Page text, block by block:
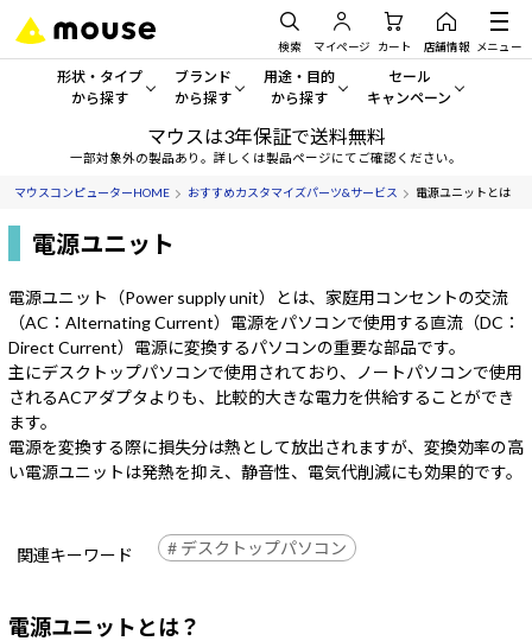
検索 マイページ カート 店舗情報 メニュー
形状・タイプ
から探す
形状・タイプから探す をすべてみる
デスクトップPC
ノートPC
タブレットPC
サーバー
Copilot+ PC
ブランド
から探す
mouse
G TUNE
DAIV
MousePro
Windows 11|Copilot+ PC
用途・目的
から探す
一般向けパソコン
ゲーミングPC・ゲーム向けパソコン
ビジネス向けパソコン
学習向けパソコン
Windows 11 |Copilot+ PC
セール
キャンペーン
セール・キャンペーン
期間限定セール
すべて新品の旧モデル製品な
おすすめ目玉パソコン
今イチオシのパソコンをピッ
Windows 11 | Copilot+ PC
マウスは3年保証で送料無料
一部対象外の製品あり。詳しくは製品ページにてご確認ください。
マウスコンピューターHOME おすすめカスタマイズパーツ&サービス 電源ユニットとは
電源ユニット
電源ユニット（Power supply unit）とは、家庭用コンセントの交流
（AC：Alternating Current）電源をパソコンで使用する直流（DC：
Direct Current）電源に変換するパソコンの重要な部品です。
主にデスクトップパソコンで使用されており、ノートパソコンで使用
されるACアダプタよりも、比較的大きな電力を供給することができ
ます。
電源を変換する際に損失分は熱として放出されますが、変換効率の高
い電源ユニットは発熱を抑え、静音性、電気代削減にも効果的です。
関連キーワード # デスクトップパソコン
電源ユニットとは？